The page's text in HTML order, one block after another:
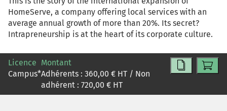
HomeServe, a company offering local services with an
average annual growth of more than 20%. Its secret?
Intrapreneurship is at the heart of its corporate culture.
Licence
Campus*
Montant
Adhérents : 360,00 € HT / Non
adhérent : 720,00 € HT